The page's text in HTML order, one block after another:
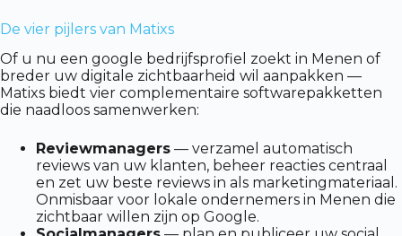
De vier pijlers van Matixs
Of u nu een google bedrijfsprofiel zoekt in Menen of
breder uw digitale zichtbaarheid wil aanpakken —
Matixs biedt vier complementaire softwarepakketten
die naadloos samenwerken:
Reviewmanagers — verzamel automatisch
reviews van uw klanten, beheer reacties centraal
en zet uw beste reviews in als marketingmateriaal.
Onmisbaar voor lokale ondernemers in Menen die
zichtbaar willen zijn op Google.